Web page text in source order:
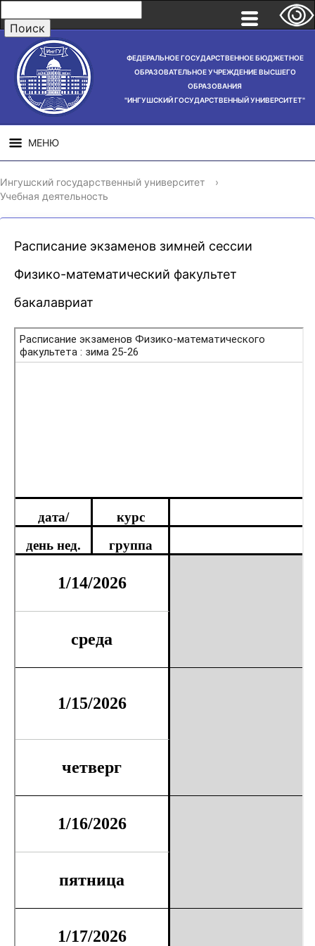
ФЕДЕРАЛЬНОЕ ГОСУДАРСТВЕННОЕ БЮДЖЕТНОЕ
ОБРАЗОВАТЕЛЬНОЕ УЧРЕЖДЕНИЕ ВЫСШЕГО
ОБРАЗОВАНИЯ
"ИНГУШСКИЙ ГОСУДАРСТВЕННЫЙ УНИВЕРСИТЕТ"
МЕНЮ
СВЕДЕНИЯ ОБ
ОБРАЗОВАТЕЛЬНОЙ
НАУЧНАЯ
ДЕЯТЕЛЬНОСТЬ
Ингушский государственный университет
›
Учебная деятельность
Расписание экзаменов зимней сессии
Физико-математический факультет
бакалавриат